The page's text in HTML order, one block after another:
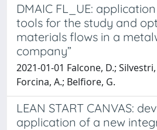
DMAIC FL_UE:
tools for the study and
materials flows in a
company”
2021-01-01 Falcone, D.;
Forcina, A.; Belfiore, G.
LEAN START CANVAS:
application of a new